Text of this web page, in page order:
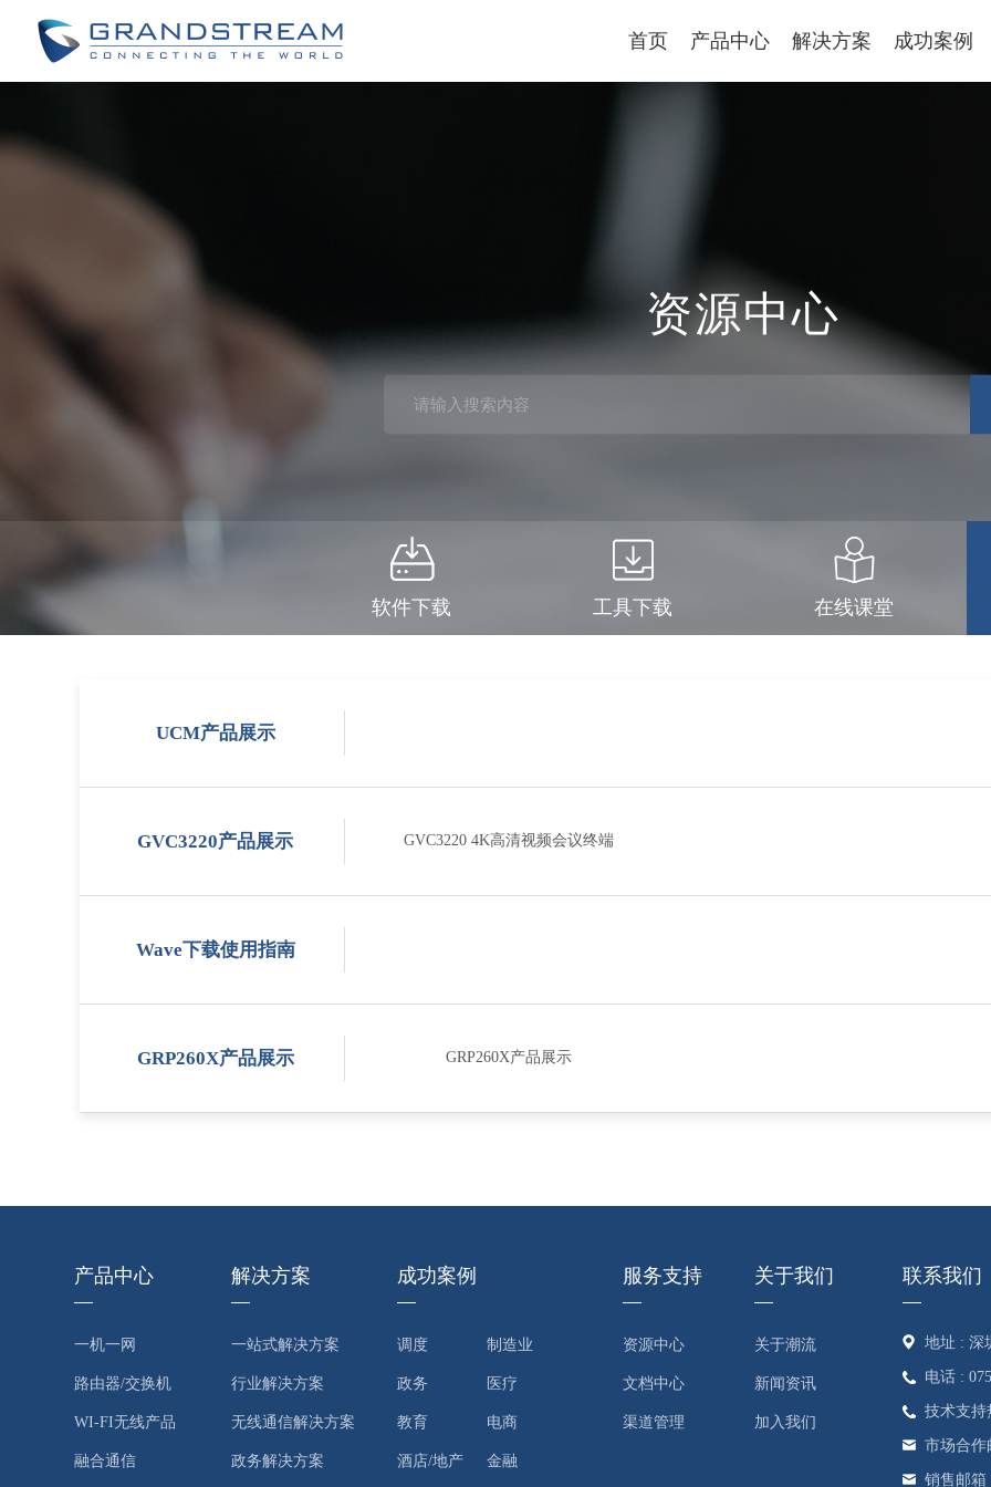
首页 产品中心 解决方案 成功案例
资源中心
软件下载 工具下载 在线课堂
UCM产品展示
GVC3220产品展示 GVC3220 4K高清视频会议终端
Wave下载使用指南
GRP260X产品展示 GRP260X产品展示
产品中心
一机一网
路由器/交换机
WI-FI无线产品
融合通信
解决方案
一站式解决方案
行业解决方案
无线通信解决方案
政务解决方案
成功案例
调度 制造业
政务 医疗
教育 电商
酒店/地产 金融
服务支持
资源中心
文档中心
渠道管理
关于我们
关于潮流
新闻资讯
加入我们
联系我们
地址 : 深
电话 :
技术支持
市场合作
销售邮箱